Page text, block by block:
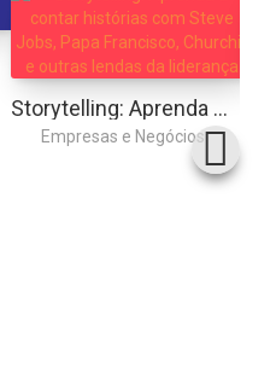
Storytelling: Aprenda a contar histórias com Steve Jobs, Papa Francisco, Churchill e outras lendas da liderança
Empresas e Negócios